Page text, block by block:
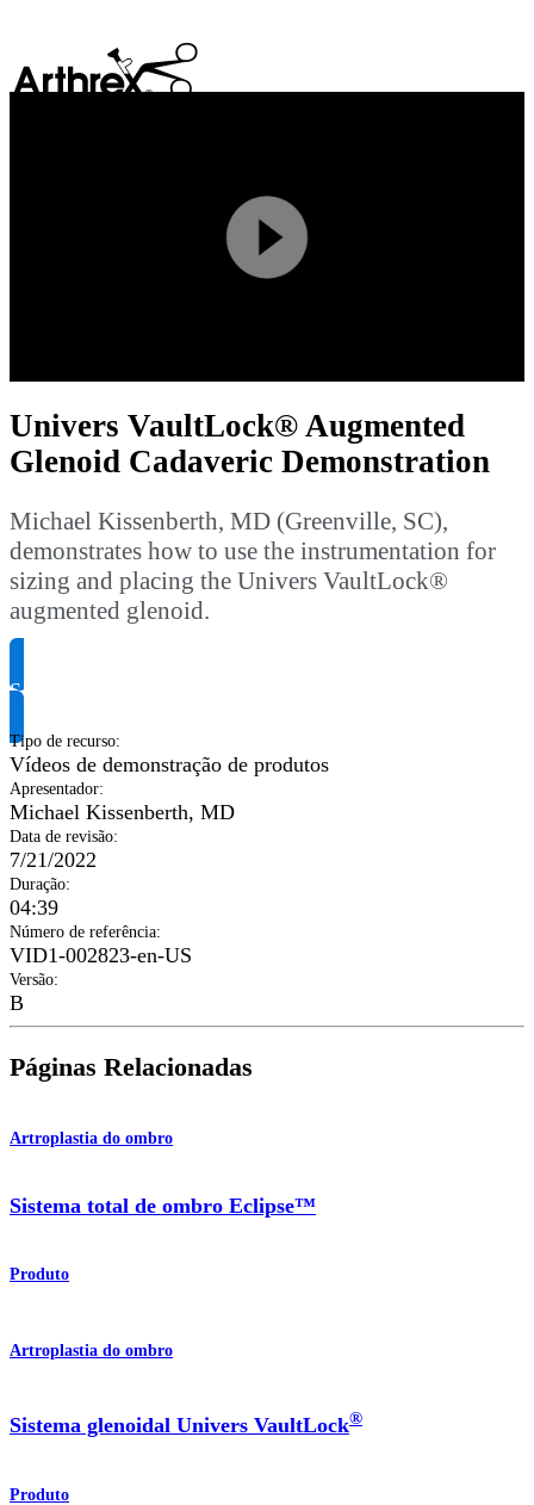
Play
Video
Univers VaultLock® Augmented
Glenoid Cadaveric Demonstration
Michael Kissenberth, MD (Greenville, SC),
demonstrates how to use the instrumentation for
sizing and placing the Univers VaultLock®
augmented glenoid.
Solicite informação do produto
Tipo de recurso:
Vídeos de demonstração de produtos
Apresentador:
Michael Kissenberth, MD
Data de revisão:
7/21/2022
Duração:
04:39
Número de referência:
VID1-002823-en-US
Versão:
B
Páginas Relacionadas
Artroplastia do ombro
Sistema total de ombro Eclipse™
Produto
Artroplastia do ombro
Sistema glenoidal Univers VaultLock®
Produto